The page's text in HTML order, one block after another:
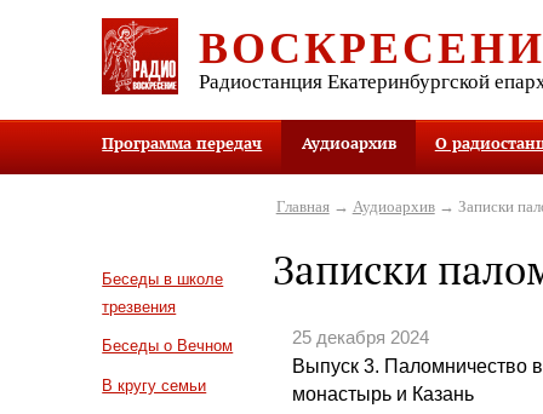
Радиостанция Екатеринбургской
Программа передач Аудиоархив О
Беседы в школе
трезвения
Беседы о Вечном
В кругу семьи
Главная→ Аудиоархив→ Записки
Записки
25 декабря 2024
Выпуск 3. Паломничество
монастырь и Казань